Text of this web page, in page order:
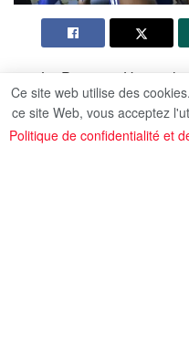
Le Panama, Haïti et la
sont qualifiés pour le
terminant premiers de
éliminatoires de la
Ce site web utilise des
ce site Web, vous acceptez
Politique de confidentialité et